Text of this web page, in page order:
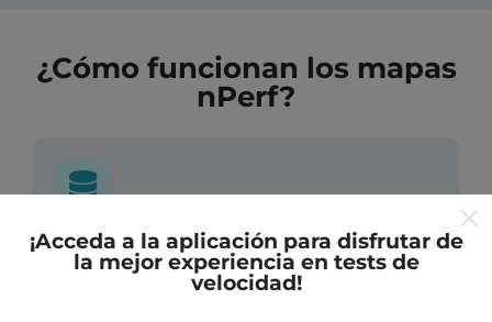
¿Cómo funcionan los mapas
nPerf?
¿De dónde provienen los datos?
¡Acceda a la aplicación para disfrutar de
la mejor experiencia en tests de
velocidad!